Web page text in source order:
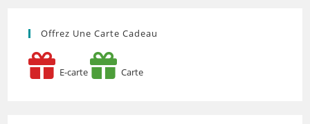
Offrez Une Carte Cadeau
E-carte Carte